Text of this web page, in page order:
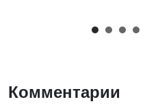
Комментарии